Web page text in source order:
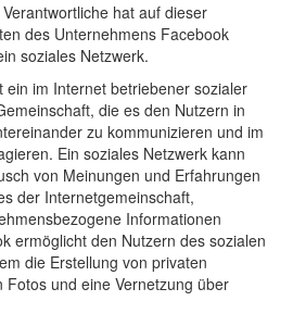
hat auf dieser
des Unternehmens Facebook
soziales Netzwerk.
ein im Internet betriebener sozialer
die es den Nutzern in
zu kommunizieren und im
Ein soziales Netzwerk kann
von Meinungen und Erfahrungen
der Internetgemeinschaft,
Informationen
ermöglicht den Nutzern des sozialen
die Erstellung von privaten
Fotos und eine Vernetzung über